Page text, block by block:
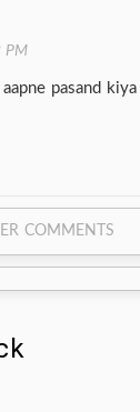
PM
pasand kiya
COMMENTS